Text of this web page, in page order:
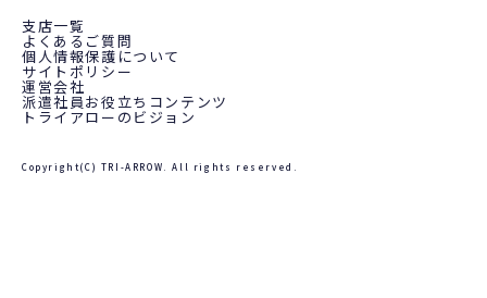
支店一覧
よくあるご質問
個人情報保護について
サイトポリシー
運営会社
派遣社員お役立ちコンテンツ
トライアローのビジョン
Copyright(C) TRI-ARROW. All rights reserved.